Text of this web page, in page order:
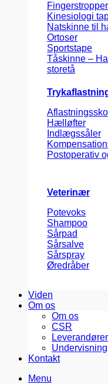
Fingerstropper
Kinesiologi
Natskinne til
Ortoser
Sportstape
Tåskinne –
storetå
Aflastningssko
Hælløfter
Indlægssåler
Postoperativ
Veterinær
Potevoks
Shampoo
Sårpad
Sårsalve
Sårspray
Øredråber
Viden
Om os
Om os
CSR
Leverandører
Undervisning
Kontakt
Menu